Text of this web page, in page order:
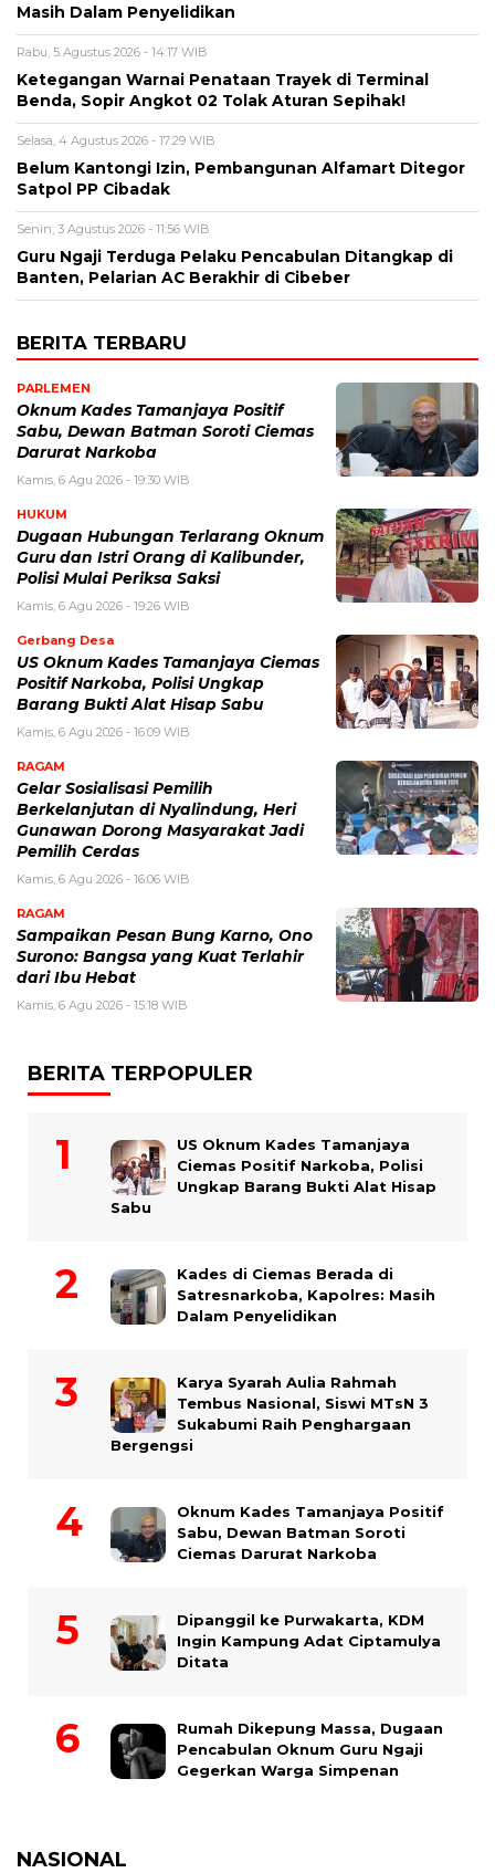
Masih Dalam Penyelidikan
Rabu, 5 Agustus 2026 - 14:17 WIB
Ketegangan Warnai Penataan Trayek di Terminal
Benda, Sopir Angkot 02 Tolak Aturan Sepihak!
Selasa, 4 Agustus 2026 - 17:29 WIB
Belum Kantongi Izin, Pembangunan Alfamart Ditegor
Satpol PP Cibadak
Senin, 3 Agustus 2026 - 11:56 WIB
Guru Ngaji Terduga Pelaku Pencabulan Ditangkap di
Banten, Pelarian AC Berakhir di Cibeber
BERITA TERBARU
PARLEMEN
Oknum Kades Tamanjaya Positif
Sabu, Dewan Batman Soroti Ciemas
Darurat Narkoba
Kamis, 6 Agu 2026 - 19:30 WIB
HUKUM
Dugaan Hubungan Terlarang Oknum
Guru dan Istri Orang di Kalibunder,
Polisi Mulai Periksa Saksi
Kamis, 6 Agu 2026 - 19:26 WIB
Gerbang Desa
US Oknum Kades Tamanjaya Ciemas
Positif Narkoba, Polisi Ungkap
Barang Bukti Alat Hisap Sabu
Kamis, 6 Agu 2026 - 16:09 WIB
RAGAM
Gelar Sosialisasi Pemilih
Berkelanjutan di Nyalindung, Heri
Gunawan Dorong Masyarakat Jadi
Pemilih Cerdas
Kamis, 6 Agu 2026 - 16:06 WIB
RAGAM
Sampaikan Pesan Bung Karno, Ono
Surono: Bangsa yang Kuat Terlahir
dari Ibu Hebat
Kamis, 6 Agu 2026 - 15:18 WIB
BERITA TERPOPULER
US Oknum Kades Tamanjaya
Ciemas Positif Narkoba, Polisi
Ungkap Barang Bukti Alat Hisap
Sabu
Kades di Ciemas Berada di
Satresnarkoba, Kapolres: Masih
Dalam Penyelidikan
Karya Syarah Aulia Rahmah
Tembus Nasional, Siswi MTsN 3
Sukabumi Raih Penghargaan
Bergengsi
Oknum Kades Tamanjaya Positif
Sabu, Dewan Batman Soroti
Ciemas Darurat Narkoba
Dipanggil ke Purwakarta, KDM
Ingin Kampung Adat Ciptamulya
Ditata
Rumah Dikepung Massa, Dugaan
Pencabulan Oknum Guru Ngaji
Gegerkan Warga Simpenan
NASIONAL